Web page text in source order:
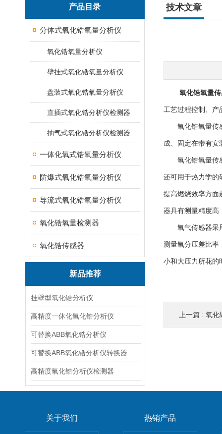
产品目录
分体式氧化锆氧量分析仪
氧化锆氧量分析仪
壁挂式氧化锆氧量分析仪
盘装式氧化锆氧量分析仪
直插式氧化锆分析仪检测器
抽气式氧化锆分析仪检测器
一体化氧式锆氧量分析仪
防爆式氧化锆氧量分析仪
导流式氧化锆氧量分析仪
氧化锆氧量检测器
氧化锆传感器
新品推荐
挂壁型氧化锆分析仪
高精度一休化氧化锆分析仪
可替换ABB氧化锆分析仪
可替换ABB氧化锆分析仪转换器
高精度氧化锆分析仪检测器
技术文章
氧化锆氧量
工艺过程控制、产
氧化锆氧量传感
成、固定在带有安
氧化锆氧量传感
还可用于热力学的
提高燃烧效率方面
器具有测量精度高
氧气传感器采用
测量氧分压差比率
小和大压力所花的
上一篇 : 氧化
关于我们 热销产品